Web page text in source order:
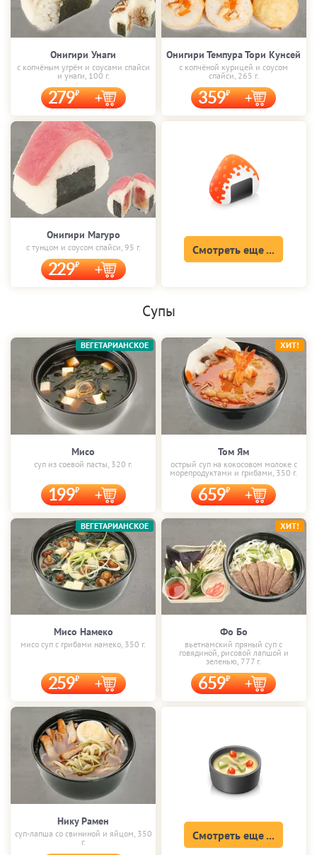
Онигири Унаги
с копчёным угрём и соусами спайси
и унаги, 100 г.
279
Онигири Темпура Тори Кунсей
с копчёной курицей и соусом
спайси, 265 г.
359
Онигири Магуро
с тунцом и соусом спайси, 95 г.
229
Смотреть еще ...
Супы
Мисо
суп из соевой пасты, 320 г.
199
ВЕГЕТАРИАНСКОЕ
Том Ям
острый суп на кокосовом молоке с
морепродуктами и грибами, 350 г.
659
ХИТ!
Мисо Намеко
мисо суп с грибами намеко, 350 г.
259
ВЕГЕТАРИАНСКОЕ
Фо Бо
вьетнамский пряный суп с
говядиной, рисовой лапшой и
зеленью, 777 г.
659
ХИТ!
Нику Рамен
суп-лапша со свининой и яйцом, 350
г.
Смотреть еще ...